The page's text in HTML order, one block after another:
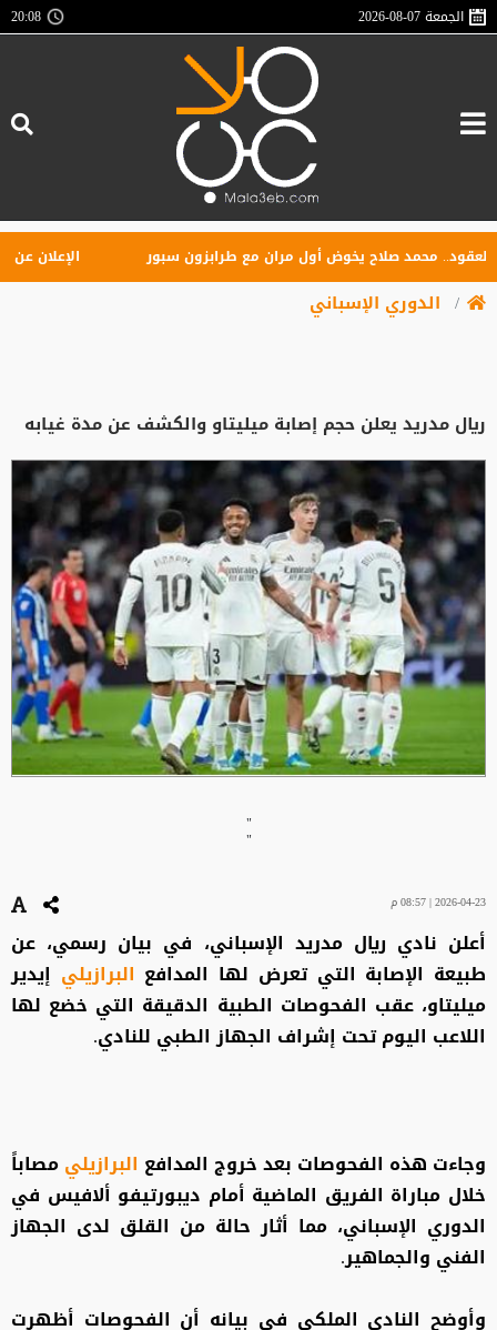
الجمعة2026-08-07
20:08
محمد صلاح يخوض أول مران مع طرابزون سبور الإعلان عن
الدوري الإسباني
ريال مدريد يعلن حجم إصابة ميليتاو والكشف عن مدة غيابه
"
"
2026-04-23 | 08:57 م
أعلن نادي ريال مدريد الإسباني، في بيان رسمي، عن
طبيعة الإصابة التي تعرض لها المدافع البرازيلي إيدير
ميليتاو، عقب الفحوصات الطبية الدقيقة التي خضع لها
اللاعب اليوم تحت إشراف الجهاز الطبي للنادي.
وجاءت هذه الفحوصات بعد خروج المدافع البرازيليمصاباً
خلال مباراة الفريق الماضية أمام ديبورتيفو ألافيس في
الدوري الإسباني، مما أثار حالة من القلق لدى الجهاز
الفني والجماهير.
وأوضح النادي الملكي في بيانه أن الفحوصات أظهرت